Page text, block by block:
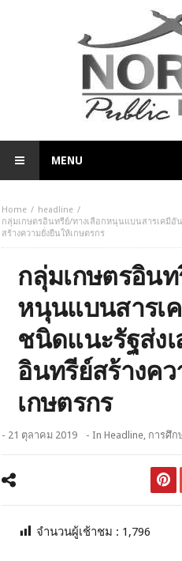
MENU
Home
headline
กลุ่มเกษตรอินทรีย์/ทางเลือกหนุนแบนสารเคมีอั
สร้างความยั่งยืนให้เกษตรกร
กลุ่มเกษตรอิน
หนุนแบนสารเ
ชนิดแนะรัฐส่ง
อินทรีย์สร้างค
เกษตรกร
- 21 ตุลาคม 2019 - InHeadline, การศึก
จำนวนผู้เช้าชม : 1,796